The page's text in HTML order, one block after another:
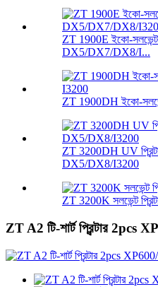
ZT 1900E ইকো-সলভেন্ট
DX5/DX7/DX8/I...
ZT 1900DH ইকো-
ZT 3200DH UV
DX5/DX8/I3200
ZT 3200K সলভেন্ট
ZT A2 টি-শার্ট প্রিন্টার